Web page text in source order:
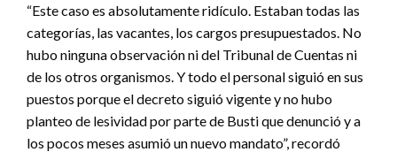
“Este caso es absolutamente ridículo. Estaban todas las
categorías, las vacantes, los cargos presupuestados. No
hubo ninguna observación ni del Tribunal de Cuentas ni
de los otros organismos. Y todo el personal siguió en sus
puestos porque el decreto siguió vigente y no hubo
planteo de lesividad por parte de Busti que denunció y a
los pocos meses asumió un nuevo mandato”, recordó